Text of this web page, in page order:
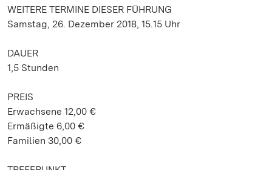
WEITERE TERMINE DIESER FÜHRUNG
Samstag, 26. Dezember 2018, 15.15 Uhr
DAUER
1,5 Stunden
PREIS
Erwachsene 12,00 €
Ermäßigte 6,00 €
Familien 30,00 €